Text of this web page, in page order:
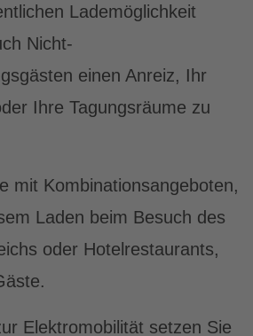
Lademöglichkeit
Nicht-
einen Anreiz, Ihr
Ihre Tagungsräume zu
mit Kombinationsangeboten,
Laden beim Besuch des
oder Hotelrestaurants,
Elektromobilität setzen Sie